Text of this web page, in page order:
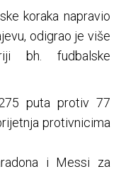
koraka napravio
odigrao je više
bh. fudbalske
puta protiv 77
protivnicima
i Messi za